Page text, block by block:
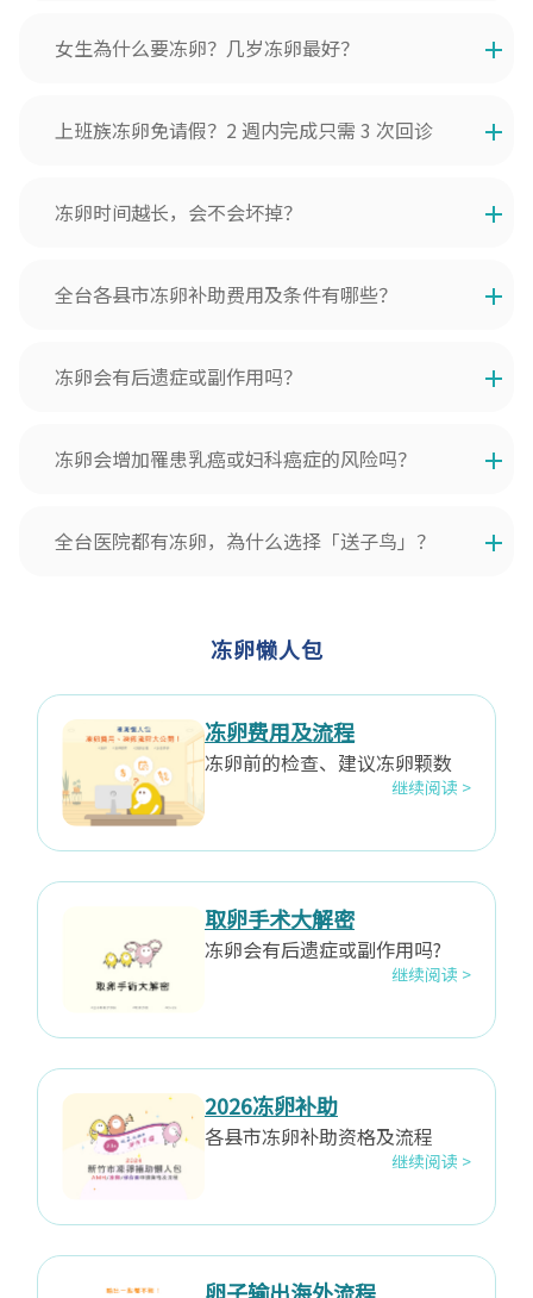
女生為什么要冻卵？几岁冻卵最好？
上班族冻卵免请假？2 週内完成只需 3 次回诊
冻卵时间越长，会不会坏掉？
全台各县市冻卵补助费用及条件有哪些？
冻卵会有后遗症或副作用吗？
冻卵会增加罹患乳癌或妇科癌症的风险吗？
全台医院都有冻卵，為什么选择「送子鸟」？
冻卵懒人包
冻卵费用及流程
冻卵前的检查、建议冻卵颗数
继续阅读 >
取卵手术大解密
冻卵会有后遗症或副作用吗?
继续阅读 >
2026冻卵补助
各县市冻卵补助资格及流程
继续阅读 >